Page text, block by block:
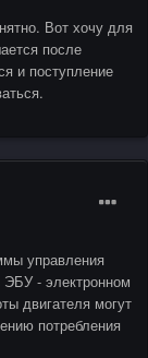
Вот хочу для
после
и поступление
управления
ЭБУ - электронном
двигателя могут
потребления